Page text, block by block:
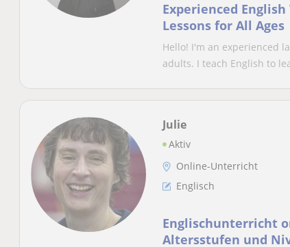
Experienced
Lessons for All Ages
Hello! I'm an experienced
adults. I teach English to
Julie
Aktiv
Online-Unterricht
Englisch
Englischunterricht
Altersstufen und